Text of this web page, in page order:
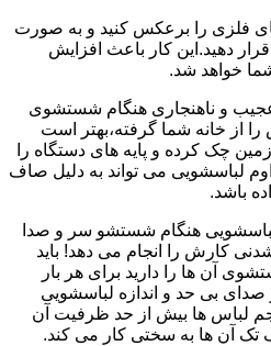
فلزی را برعکس کنید و به صورت
دهید.این کار باعث افزایش
خواهد شد.
و ناهنجاری هنگام شستشوی
از خانه شما گرفته،بهتر است
چک کرده و پایه های دستگاه را
لباسشویی می تواند به دلیل صاف
باشد.
هنگام شستشو سر و صدا
کارش را انجام می دهد! باید
آن ها را دارید برای هر بار
بی حد و اندازه لباسشویی
لباس ها بیش از حد ظرفیت آن
آن ها به سختی کار می کند.